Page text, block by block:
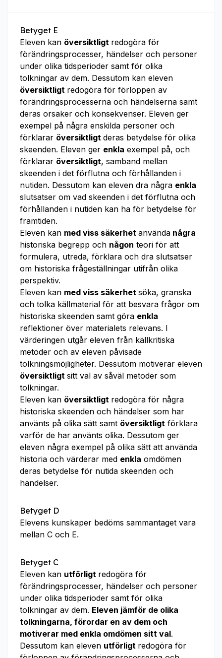
Betyget E
Eleven kan översiktligt redogöra för
förändringsprocesser, händelser och personer
under olika tidsperioder samt för olika
tolkningar av dem. Dessutom kan eleven
översiktligt redogöra för förloppen av
förändringsprocesserna och händelserna samt
deras orsaker och konsekvenser. Eleven ger
exempel på några enskilda personer och
förklarar översiktligt deras betydelse för olika
skeenden. Eleven ger enkla exempel på, och
förklarar översiktligt, samband mellan
skeenden i det förflutna och förhållanden i
nutiden. Dessutom kan eleven dra några enkla
slutsatser om vad skeenden i det förflutna och
förhållanden i nutiden kan ha för betydelse för
framtiden.
Eleven kan med viss säkerhet använda några
historiska begrepp och någon teori för att
formulera, utreda, förklara och dra slutsatser
om historiska frågeställningar utifrån olika
perspektiv.
Eleven kan med viss säkerhet söka, granska
och tolka källmaterial för att besvara frågor om
historiska skeenden samt göra enkla
reflektioner över materialets relevans. I
värderingen utgår eleven från källkritiska
metoder och av eleven påvisade
tolkningsmöjligheter. Dessutom motiverar eleven
översiktligt sitt val av såväl metoder som
tolkningar.
Eleven kan översiktligt redogöra för några
historiska skeenden och händelser som har
använts på olika sätt samt översiktligt förklara
varför de har använts olika. Dessutom ger
eleven några exempel på olika sätt att använda
historia och värderar med enkla omdömen
deras betydelse för nutida skeenden och
händelser.
Betyget D
Elevens kunskaper bedöms sammantaget vara
mellan C och E.
Betyget C
Eleven kan utförligt redogöra för
förändringsprocesser, händelser och personer
under olika tidsperioder samt för olika
tolkningar av dem. Eleven jämför de olika
tolkningarna, förordar en av dem och
motiverar med enkla omdömen sitt val.
Dessutom kan eleven utförligt redogöra för